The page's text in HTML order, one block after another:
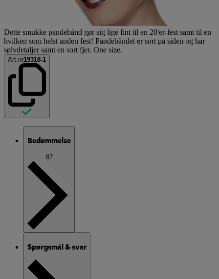
Dette smukke pandebånd gør sig lige fint til en 20'er-fest samt til en
hvilken som helst anden fest! Pandebåndet er sort på siden og har
sølvdetaljer samt en sort fjer. One size.
Art.nr19318-1
Bedømmelse
87
Spørgsmål & svar